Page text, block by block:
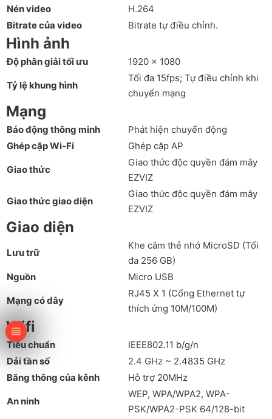
Nén video
H.264
Bitrate của video
Bitrate tự điều chỉnh.
Hình ảnh
Độ phân giải tối ưu 1920 × 1080
Tỷ lệ khung hình
Tối đa 15fps; Tự điều chỉnh khi
chuyển mạng
Mạng
Báo động thông minh
Phát hiện chuyển động
Ghép cặp Wi-Fi
Ghép cặp AP
Giao thức
Giao thức độc quyền đám mây
EZVIZ
Giao thức giao diện
Giao thức độc quyền đám mây
EZVIZ
Giao diện
Lưu trữ
Khe cắm thẻ nhớ MicroSD (Tối
đa 256 GB)
Nguồn
Micro USB
Mạng có dây
RJ45 X 1 (Cổng Ethernet tự
thích ứng 10M/100M)
Wifi
Tiêu chuẩn
IEEE802.11 b/g/n
Dải tần số
2.4 GHz ~ 2.4835 GHz
Băng thông của kênh
Hỗ trợ 20MHz
An ninh
WEP, WPA/WPA2, WPA-
PSK/WPA2-PSK 64/128-bit